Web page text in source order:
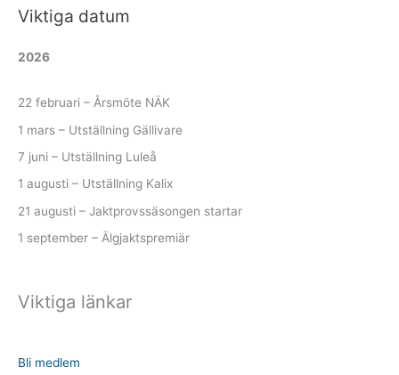
k
Viktiga datum
2026
22 februari – Årsmöte NÄK
1 mars – Utställning Gällivare
7 juni – Utställning Luleå
1 augusti – Utställning Kalix
21 augusti – Jaktprovssäsongen startar
1 september – Älgjaktspremiär
Viktiga länkar
Bli medlem